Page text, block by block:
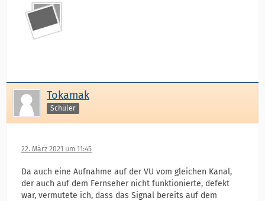
Tokamak
Schüler
22. März 2021 um 11:45
Da auch eine Aufnahme auf der VU vom gleichen Kanal,
der auch auf dem Fernseher nicht funktionierte, defekt
war, vermutete ich, dass das Signal bereits auf dem